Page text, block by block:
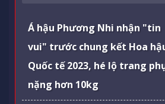
Á hậu Phương Nhi nhận "tin
vui" trước chung kết Hoa
Quốc tế 2023, hé lộ trang
nặng hơn 10kg